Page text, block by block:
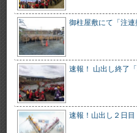
御柱屋敷にて「注
速報！ 山出し終了
速報！山出し２日目